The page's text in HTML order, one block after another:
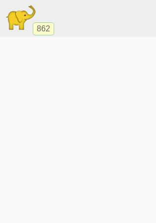
862